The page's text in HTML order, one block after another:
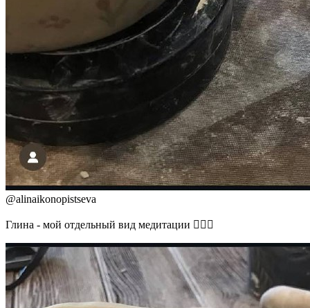
@alinaikonopistseva
Глина - мой отдельный вид медитации 🧘🏽‍♀️